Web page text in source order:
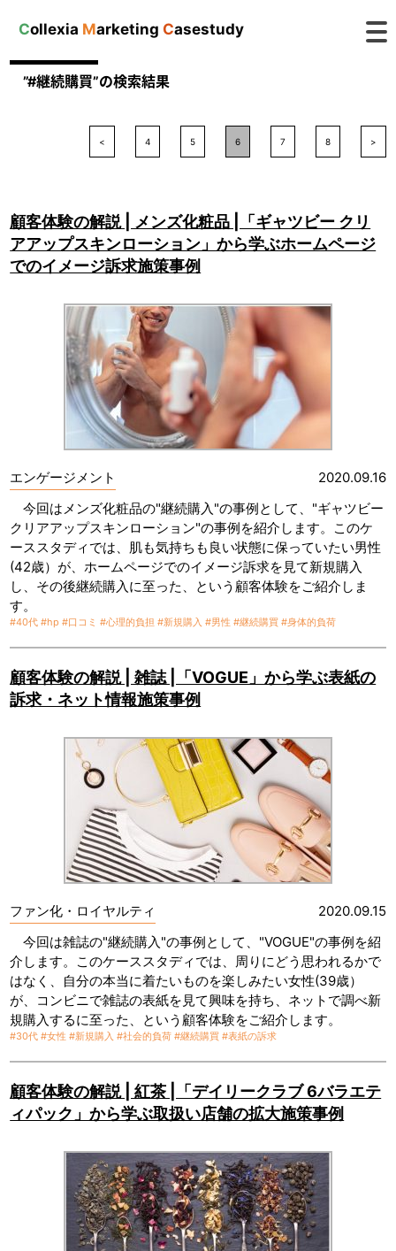
Collexia Marketing Casestudy
”#継続購買”の検索結果
< 4 5 6 7 8 >
顧客体験の解説 | メンズ化粧品 |「ギャツビー クリ
アアップスキンローション」から学ぶホームページ
でのイメージ訴求施策事例
エンゲージメント
2020.09.16
今回はメンズ化粧品の"継続購入"の事例として、"ギャツビー
クリアアップスキンローション"の事例を紹介します。このケ
ーススタディでは、肌も気持ちも良い状態に保っていたい男性
(42歳）が、ホームページでのイメージ訴求を見て新規購入
し、その後継続購入に至った、という顧客体験をご紹介しま
す。
#40代 #hp #口コミ #心理的負担 #新規購入 #男性 #継続購買 #身体的負荷
顧客体験の解説 | 雑誌 |「VOGUE」から学ぶ表紙の
訴求・ネット情報施策事例
ファン化・ロイヤルティ
2020.09.15
今回は雑誌の"継続購入"の事例として、"VOGUE"の事例を紹
介します。このケーススタディでは、周りにどう思われるかで
はなく、自分の本当に着たいものを楽しみたい女性(39歳）
が、コンビニで雑誌の表紙を見て興味を持ち、ネットで調べ新
規購入するに至った、という顧客体験をご紹介します。
#30代 #女性 #新規購入 #社会的負荷 #継続購買 #表紙の訴求
顧客体験の解説 | 紅茶 |「デイリークラブ 6バラエテ
ィパック」から学ぶ取扱い店舗の拡大施策事例